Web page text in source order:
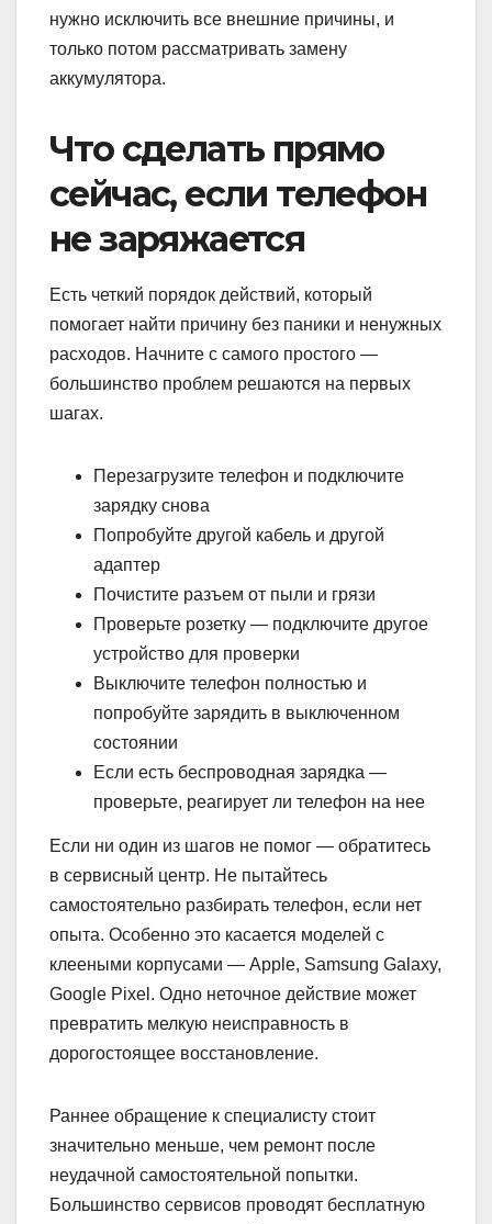
нужно исключить все внешние причины, и
только потом рассматривать замену
аккумулятора.
Что сделать прямо
сейчас, если телефон
не заряжается
Есть четкий порядок действий, который
помогает найти причину без паники и ненужных
расходов. Начните с самого простого —
большинство проблем решаются на первых
шагах.
Перезагрузите телефон и подключите
зарядку снова
Попробуйте другой кабель и другой
адаптер
Почистите разъем от пыли и грязи
Проверьте розетку — подключите другое
устройство для проверки
Выключите телефон полностью и
попробуйте зарядить в выключенном
состоянии
Если есть беспроводная зарядка —
проверьте, реагирует ли телефон на нее
Если ни один из шагов не помог — обратитесь
в сервисный центр. Не пытайтесь
самостоятельно разбирать телефон, если нет
опыта. Особенно это касается моделей с
клееными корпусами — Apple, Samsung Galaxy,
Google Pixel. Одно неточное действие может
превратить мелкую неисправность в
дорогостоящее восстановление.
Раннее обращение к специалисту стоит
значительно меньше, чем ремонт после
неудачной самостоятельной попытки.
Большинство сервисов проводят бесплатную